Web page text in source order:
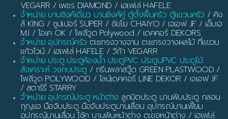
VEGARR / เพชร DIAMOND / เฮเฟเล่ HAFELE
จำหน่าย บานซิงค์เดี่ยว บานซิงค์คู่ ตู้ตั้งพื้นครัว ตู้แขวนครัว / คิง
ส์ KING / ซูปเปอร์ SUPER / ชัยโย CHAIYO / เจเอฟ JF / เอ็มเจ
MJ / โอเค OK / โพลีวูด Polywood / เดคคอร์ DEKORS
จำหน่าย อุปกรณ์ครัว ตะแกรงวางจาน ตะแกรงวางผลไม้ ที่แขวน
แก้วไวน์ / เฮเฟเล่ HAFELE / วีก้า VEGARR
จำหน่าย ประตู ประตูห้องน้ำ ประตูPVC ประตูUPVC ประตูไม้
สังเคราะห์ วงกบประตู / กรีนพลาสวู๊ด GREEN PLASTWOOD /
โพลีวูด POLYWOOD / ไลน์เดคคอร์ LINE DEKOR / เจเอฟ JF
/ สตาร์รี่ STARRY
จำหน่าย อุปกรณ์ประตู หน้าต่าง ลูกบิดประตู บานพับประตู กลอน
กุญแจ มือจับประตู มือจับประตูบานเลื่อน อุปกรณ์บานเฟี้ยม
อุปกรณ์บานเลื่อน โช้ค บานพับหน้าต่าง ตะขอหน้าต่าง / เฮเฟเล่